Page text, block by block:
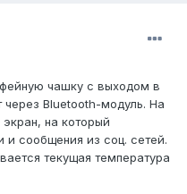
чашку с выходом в
через Bluetooth-модуль. На
на который
и сообщения из соц. сетей.
текущая температура